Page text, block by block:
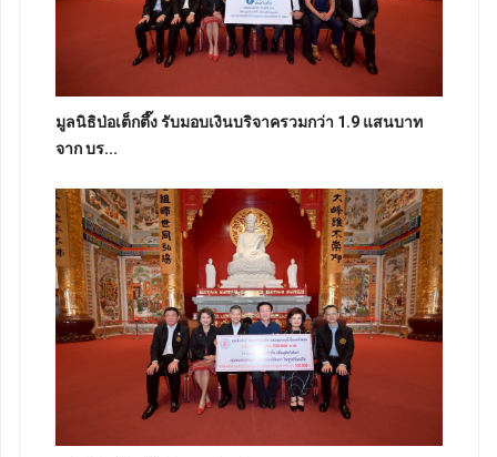
มูลนิธิป่อเต็กตึ๊ง รับมอบเงินบริจาครวมกว่า 1.9 แสนบาท
จาก บร...